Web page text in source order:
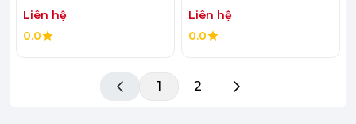
Liên hệ
0.0
Liên hệ
0.0
1 2